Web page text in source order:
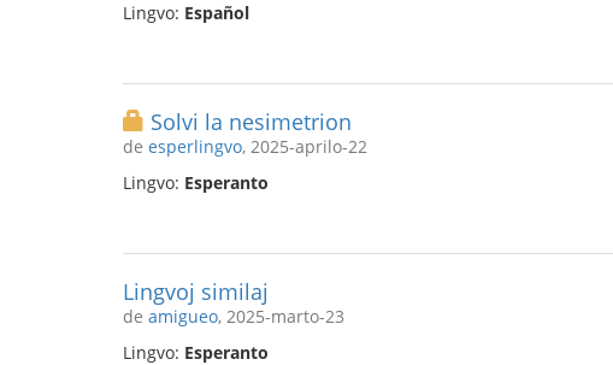
Lingvo: Español
Solvi la nesimetrion
de esperlingvo, 2025-aprilo-22
Lingvo: Esperanto
Lingvoj similaj
de amigueo, 2025-marto-23
Lingvo: Esperanto